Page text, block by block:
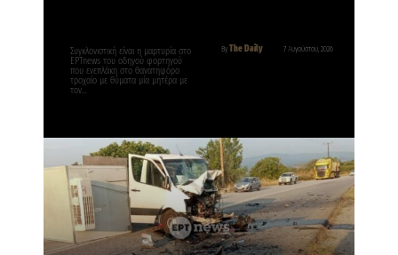
By The Daily 7 Αυγούστου, 2026
Συγκλονιστική είναι η μαρτυρία στο
ΕΡΤnews του οδηγού φορτηγού
που ενεπλάκη στο θανατηφόρο
τροχαίο με θύματα μία μητέρα με
τον…